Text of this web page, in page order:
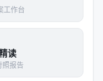
工作台
读
照报告